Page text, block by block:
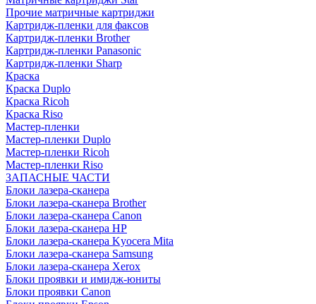
Прочие матричные картриджи
Картридж-пленки для факсов
Картридж-пленки Brother
Картридж-пленки Panasonic
Картридж-пленки Sharp
Краска
Краска Duplo
Краска Ricoh
Краска Riso
Мастер-пленки
Мастер-пленки Duplo
Мастер-пленки Ricoh
Мастер-пленки Riso
ЗАПАСНЫЕ ЧАСТИ
Блоки лазера-сканера
Блоки лазера-сканера Brother
Блоки лазера-сканера Canon
Блоки лазера-сканера HP
Блоки лазера-сканера Kyocera Mita
Блоки лазера-сканера Samsung
Блоки лазера-сканера Xerox
Блоки проявки и имидж-юниты
Блоки проявки Canon